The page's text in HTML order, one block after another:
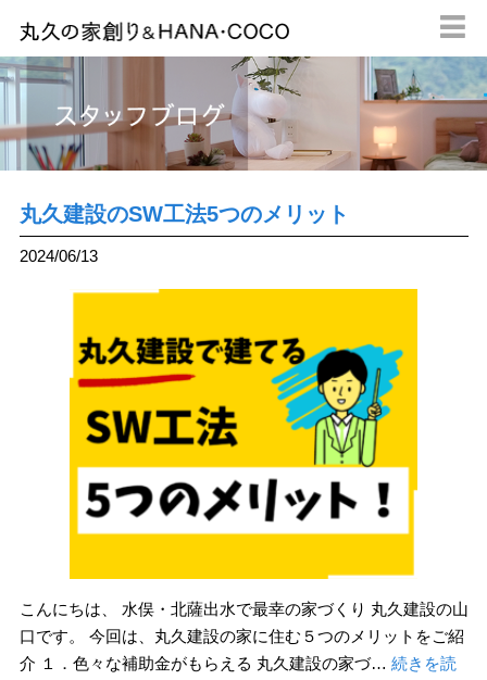

丸久建設のSW工法5つのメリット
2024/06/13
こんにちは、 水俣・北薩出水で最幸の家づくり 丸久建設の山
口です。 今回は、丸久建設の家に住む５つのメリットをご紹
介 １．色々な補助金がもらえる 丸久建設の家づ… 続きを読